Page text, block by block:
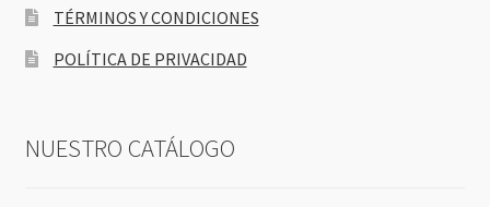
TÉRMINOS Y CONDICIONES
POLÍTICA DE PRIVACIDAD
NUESTRO CATÁLOGO